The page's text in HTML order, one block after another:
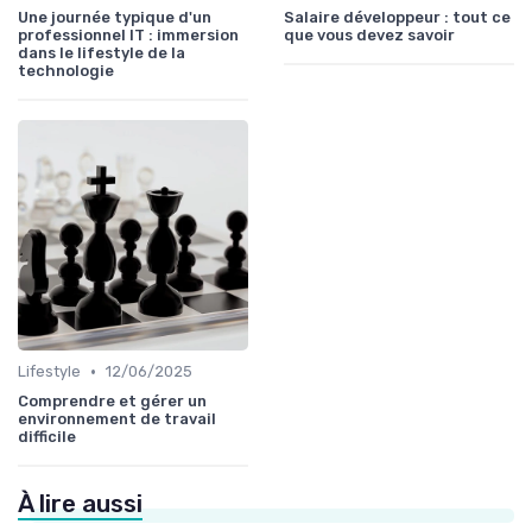
Une journée typique d'un
professionnel IT : immersion
dans le lifestyle de la
technologie
Salaire développeur : tout ce
que vous devez savoir
Lifestyle • 12/06/2025
Comprendre et gérer un
environnement de travail
difficile
À lire aussi